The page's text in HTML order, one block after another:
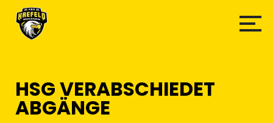
HSG VERABSCHIEDET
ABGÄNGE